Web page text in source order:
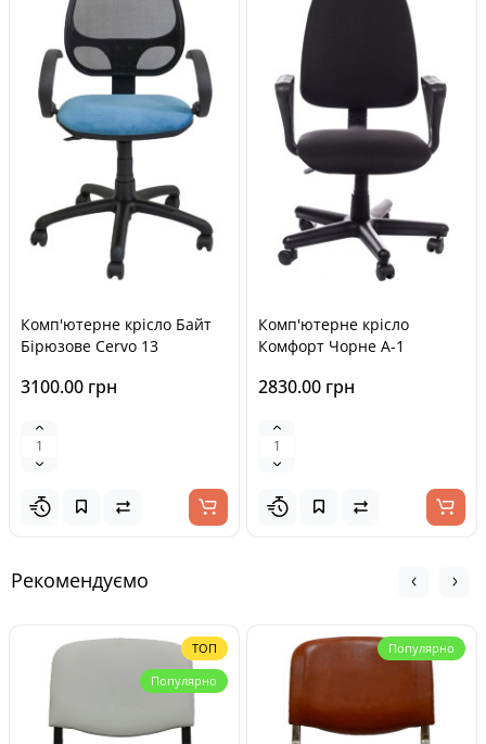
Комп'ютерне крісло Байт
Бірюзове Cervo 13
3100.00 грн
Комп'ютерне крісло
Комфорт Чорне А-1
2830.00 грн
Рекомендуємо
ТОП
Популярно
Популярно